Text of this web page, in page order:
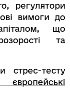
регулятори
вимоги до
що
та
тесту